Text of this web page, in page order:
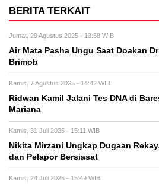
BERITA TERKAIT
Jumat, 29 Agustus 2025 - 13:58 WIB
Air Mata Pasha Ungu Saat Doakan
Brimob
Kamis, 7 Agustus 2025 - 14:42 WIB
Ridwan Kamil Jalani Tes DNA di
Mariana
Kamis, 31 Juli 2025 - 15:11 WIB
Nikita Mirzani Ungkap Dugaan
dan Pelapor Bersiasat
Kamis, 24 Juli 2025 - 15:49 WIB